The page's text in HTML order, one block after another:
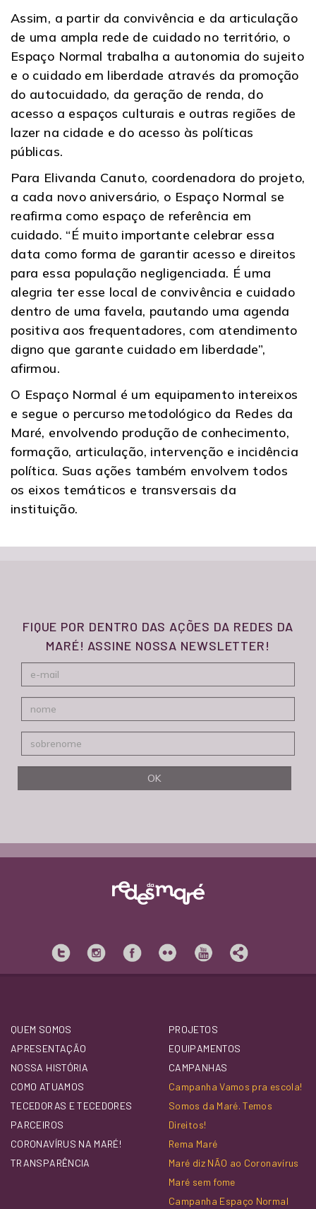
Assim, a partir da convivência e da articulação
de uma ampla rede de cuidado no território, o
Espaço Normal trabalha a autonomia do sujeito
e o cuidado em liberdade através da promoção
do autocuidado, da geração de renda, do
acesso a espaços culturais e outras regiões de
lazer na cidade e do acesso às políticas
públicas.
Para Elivanda Canuto, coordenadora do projeto,
a cada novo aniversário, o Espaço Normal se
reafirma como espaço de referência em
cuidado. “É muito importante celebrar essa
data como forma de garantir acesso e direitos
para essa população negligenciada. É uma
alegria ter esse local de convivência e cuidado
dentro de uma favela, pautando uma agenda
positiva aos frequentadores, com atendimento
digno que garante cuidado em liberdade”,
afirmou.
O Espaço Normal é um equipamento intereixos
e segue o percurso metodológico da Redes da
Maré, envolvendo produção de conhecimento,
formação, articulação, intervenção e incidência
política. Suas ações também envolvem todos
os eixos temáticos e transversais da
instituição.
FIQUE POR DENTRO DAS AÇÕES DA REDES DA
MARÉ! ASSINE NOSSA NEWSLETTER!
QUEM SOMOS
APRESENTAÇÃO
NOSSA HISTÓRIA
COMO ATUAMOS
TECEDORAS E TECEDORES
PARCEIROS
CORONAVÍRUS NA MARÉ!
TRANSPARÊNCIA
PROJETOS
EQUIPAMENTOS
CAMPANHAS
Campanha Vamos pra escola!
Somos da Maré. Temos
Direitos!
Rema Maré
Maré diz NÃO ao Coronavírus
Maré sem fome
Campanha Espaço Normal